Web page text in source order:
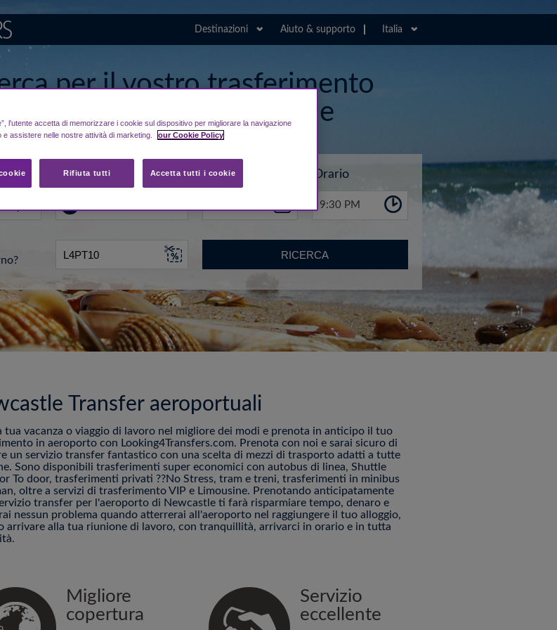
Destinazioni Aiuto & supporto Italia
per il vostro trasferimento
per aeroporto di Newcastle
A Data Orario
9:30 PM
RICERCA
Transfer aeroportuali
tua vacanza o viaggio di lavoro nel migliore dei modi e prenota in anticipo il tuo
in aeroporto con Looking4Transfers.com. Prenota con noi e sarai sicuro di
un servizio transfer fantastico con una scelta di mezzi di trasporto adatti a tutte
Sono disponibili trasferimenti super economici con autobus di linea, Shuttle
To door, trasferimenti privati ??No Stress, tram e treni, trasferimenti in minibus
oltre a servizi di trasferimento VIP e Limousine. Prenotando anticipatamente
transfer per l'aeroporto di Newcastle ti farà risparmiare tempo, denaro e
nessun problema quando atterrerai all'aeroporto nel raggiungere il tuo alloggio,
arrivare alla tua riunione di lavoro, con tranquillità, arrivarci in orario e in tutta
Migliore
copertura
Servizio
eccellente
l'utente accetta di memorizzare i cookie sul dispositivo per migliorare la navigazione
assistere nelle nostre attività di marketing.
our Cookie Policy
Rifiuta tutti Accetta tutti i cookie